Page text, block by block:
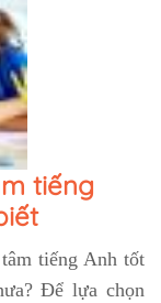
tiếng
tiếng Anh tốt
Để lựa chọn